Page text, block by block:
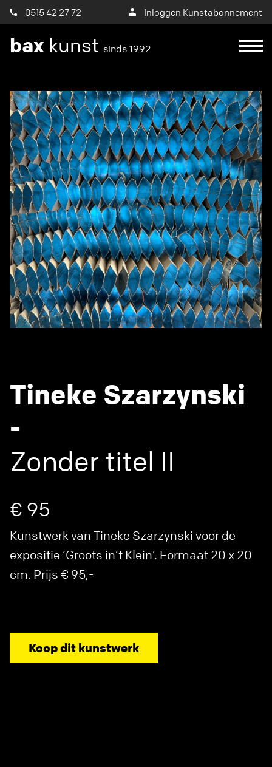
0515 42 27 72 Inloggen Kunstabonnement
bax kunst sinds 1992
Tineke Szarzynski
-
Zonder titel II
€ 95
Kunstwerk van Tineke Szarzynski voor de
expositie ‘Groots in’t Klein’. Formaat 20 x 20
cm. Prijs € 95,-
Koop dit kunstwerk